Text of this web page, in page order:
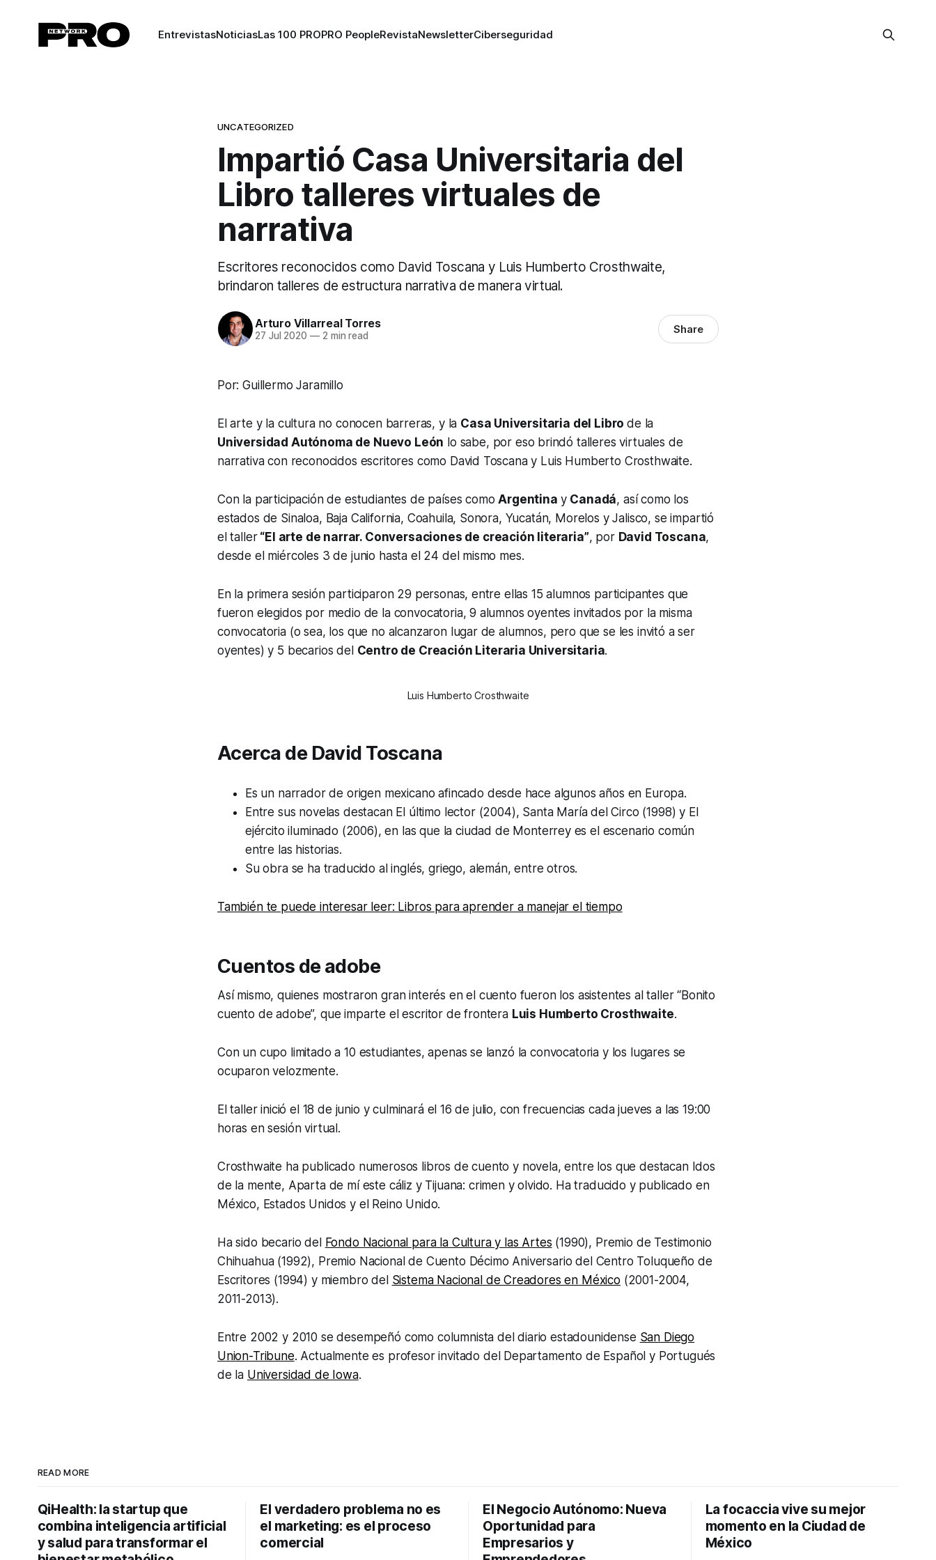
EntrevistasNoticiasLas 100 PROPRO PeopleRevistaNewsletterCiberseguridad
UNCATEGORIZED
Impartió Casa Universitaria del
Libro talleres virtuales de
narrativa
Escritores reconocidos como David Toscana y Luis Humberto Crosthwaite,
brindaron talleres de estructura narrativa de manera virtual.
Arturo Villarreal Torres
27 Jul 2020 —2 min read Share
Por: Guillermo Jaramillo
El arte y la cultura no conocen barreras, y la Casa Universitaria del Librode la
Universidad Autónoma de Nuevo León lo sabe, por eso brindó talleres virtuales de
narrativa con reconocidos escritores como David Toscana y Luis Humberto Crosthwaite.
Con la participación de estudiantes de países comoArgentina y Canadá, así como los
estados de Sinaloa, Baja California, Coahuila, Sonora, Yucatán, Morelos y Jalisco, se impartió
el taller“El arte de narrar. Conversaciones de creación literaria”, por David Toscana,
desde el miércoles 3 de junio hasta el 24 del mismo mes.
En la primera sesión participaron 29 personas, entre ellas 15 alumnos participantes que
fueron elegidos por medio de la convocatoria, 9 alumnos oyentes invitados por la misma
convocatoria (o sea, los que no alcanzaron lugar de alumnos, pero que se les invitó a ser
oyentes) y 5 becarios del Centro de Creación Literaria Universitaria.
Luis Humberto Crosthwaite
Acerca de David Toscana
Es un narrador de origen mexicano afincado desde hace algunos años en Europa.
Entre sus novelas destacan El último lector (2004), Santa María del Circo (1998) y El
ejército iluminado (2006), en las que la ciudad de Monterrey es el escenario común
entre las historias.
Su obra se ha traducido al inglés, griego, alemán, entre otros.
También te puede interesar leer: Libros para aprender a manejar el tiempo
Cuentos de adobe
Así mismo, quienes mostraron gran interés en el cuento fueron los asistentes al taller “Bonito
cuento de adobe”, que imparte el escritor de frontera Luis Humberto Crosthwaite.
Con un cupo limitado a 10 estudiantes, apenas se lanzó la convocatoria y los lugares se
ocuparon velozmente.
El taller inició el 18 de junio y culminará el 16 de julio, con frecuencias cada jueves a las 19:00
horas en sesión virtual.
Crosthwaite ha publicado numerosos libros de cuento y novela, entre los que destacan Idos
de la mente, Aparta de mí este cáliz y Tijuana: crimen y olvido. Ha traducido y publicado en
México, Estados Unidos y el Reino Unido.
Ha sido becario del Fondo Nacional para la Cultura y las Artes (1990), Premio de Testimonio
Chihuahua (1992), Premio Nacional de Cuento Décimo Aniversario del Centro Toluqueño de
Escritores (1994) y miembro del Sistema Nacional de Creadores en México (2001-2004,
2011-2013).
Entre 2002 y 2010 se desempeñó como columnista del diario estadounidense San Diego
Union-Tribune. Actualmente es profesor invitado del Departamento de Español y Portugués
de la Universidad de Iowa.
READ MORE
QiHealth: la startup que
combina inteligencia artificial
y salud para transformar el
El verdadero problema no es
el marketing: es el proceso
comercial
El Negocio Autónomo: Nueva
Oportunidad para
Empresarios y
La focaccia vive su mejor
momento en la Ciudad de
México